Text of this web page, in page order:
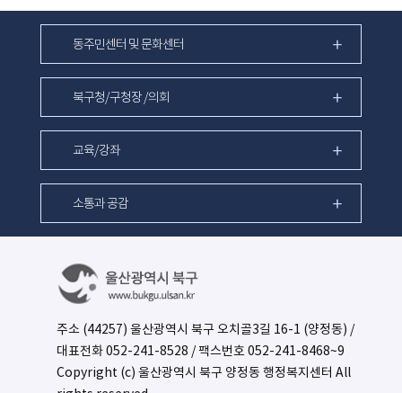
동주민센터 및 문화센터
북구청/구청장 /의회
교육/강좌
소통과 공감
주소 (44257) 울산광역시 북구 오치골3길 16-1 (양정동) /
대표전화052-241-8528 / 팩스번호 052-241-8468~9
Copyright (c) 울산광역시 북구 양정동 행정복지센터 All